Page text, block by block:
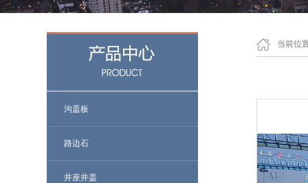
沟盖板
路边石
井座井盖
当前位